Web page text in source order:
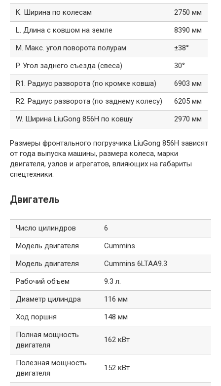
K. Ширина по колесам
2750 мм
L. Длина с ковшом на земле
8390 мм
M. Макс. угол поворота полурам
±38°
P. Угол заднего съезда (свеса)
30°
R1. Радиус разворота (по кромке ковша)
6903 мм
R2. Радиус разворота (по заднему колесу)
6205 мм
W. Ширина LiuGong 856H по ковшу
2970 мм
Размеры фронтального погрузчика LiuGong 856H зависят
от года выпуска машины, размера колеса, марки
двигателя, узлов и агрегатов, влияющих на габариты
спецтехники.
Двигатель
Число цилиндров
6
Модель двигателя
Cummins
Модель двигателя
Cummins 6LTAA9.3
Рабочий объем
9.3 л.
Диаметр цилиндра
116 мм
Ход поршня
148 мм
Полная мощность
двигателя
162 кВт
Полезная мощность
двигателя
152 кВт